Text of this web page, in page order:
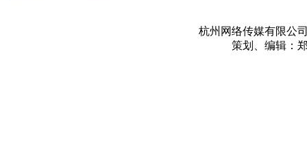
杭州网络传媒有限公
策划、编辑